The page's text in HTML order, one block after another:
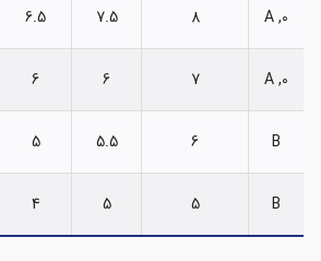
0, A
8
7.5
6.5
0, A
7
6
6
B
6
5.5
5
B
5
5
4